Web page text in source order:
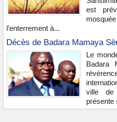
est
l’enterrement à...
Décès de Badara Mamaya
Le
Badara
ville
présente